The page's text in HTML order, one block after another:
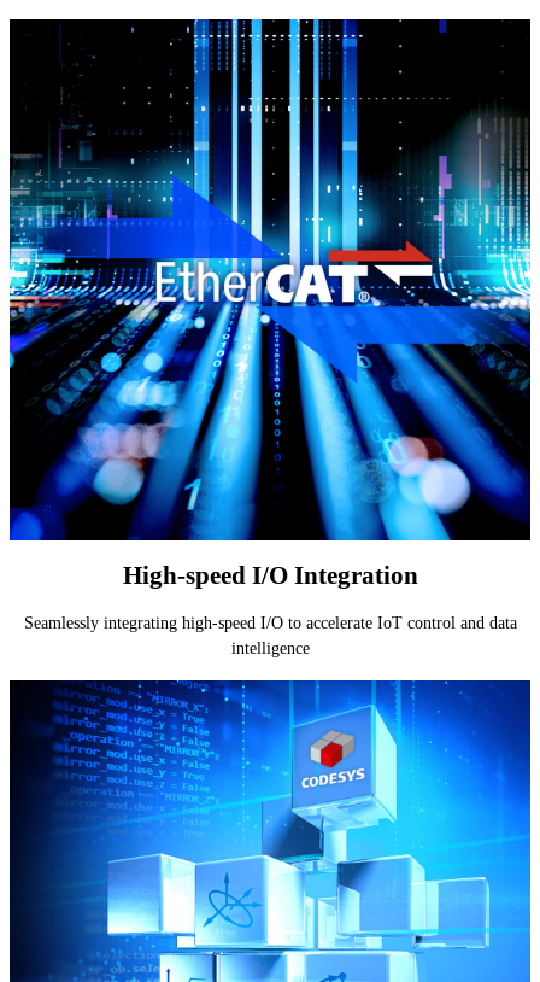
High-speed I/O Integration
Seamlessly integrating high-speed I/O to accelerate IoT control and data
intelligence